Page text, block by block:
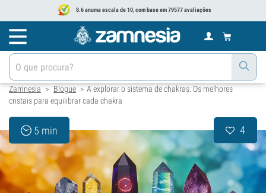
8.6 anuma escala de 10, com base em 79577 avaliações
Zamnesia > Blogue > A explorar o sistema de chakras: Os melhores
cristais para equilibrar cada chakra
5 min 4